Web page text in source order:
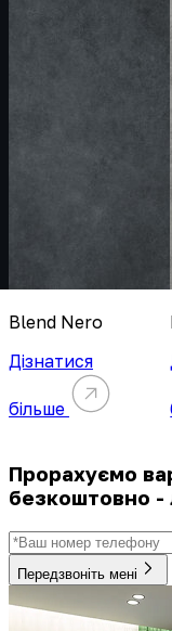
Blend Nero
Дізнатися
більше
Прорахуємо
безкоштовно -
Передзвоніть мені